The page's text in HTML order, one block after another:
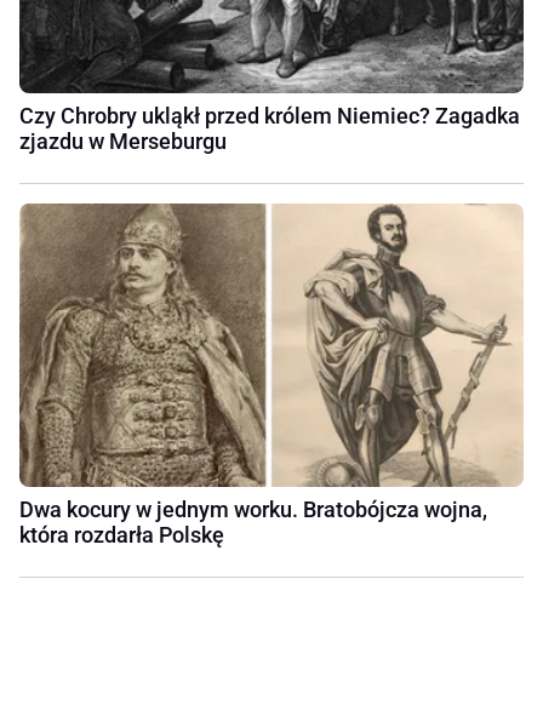
Czy Chrobry ukląkł przed królem Niemiec? Zagadka
zjazdu w Merseburgu
Dwa kocury w jednym worku. Bratobójcza wojna,
która rozdarła Polskę